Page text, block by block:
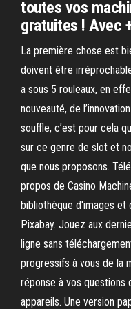
toutes vos
gratuites ! Avec
La première chose est
doivent être
a sous 5 rouleaux, en
nouveauté, de
souffle, c’est pour cela
sur ce genre de slot et
que nous proposons.
propos de Casino
bibliothèque d'images et
Pixabay. Jouez aux
ligne sans
progressifs à vous de la
réponse à vos questions
appareils. Une version